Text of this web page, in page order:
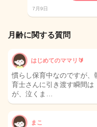
7月9日
月齢に関する質問
はじめてのママリ🔰
慣らし保育中なのですが、
育士さんに引き渡す瞬間は
が、泣くま…
まこ